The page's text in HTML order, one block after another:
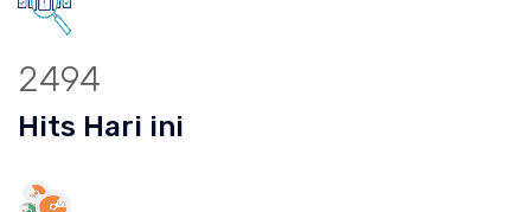
2494
Hits Hari ini